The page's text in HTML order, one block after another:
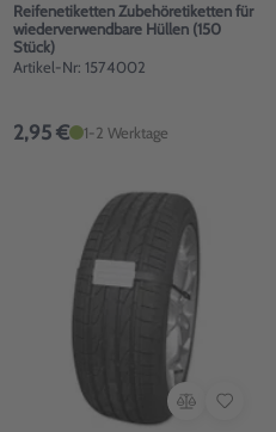
Reifenetiketten Zubehöretiketten für
wiederverwendbare Hüllen (150
Stück)
Artikel-Nr: 1574002
2,95 € 1-2 Werktage